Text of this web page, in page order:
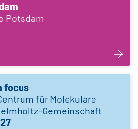
Potsdam
focus
für Molekulare
Gemeinschaft